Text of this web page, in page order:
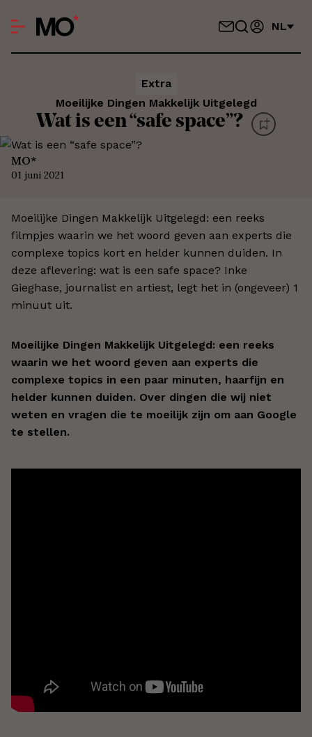
NL
Extra
Moeilijke Dingen Makkelijk Uitgelegd
Wat is een “safe space”?
MO*
01 juni 2021
Moeilijke Dingen Makkelijk Uitgelegd: een reeks
filmpjes waarin we het woord geven aan experts die
complexe topics kort en helder kunnen duiden. In
deze aflevering: wat is een safe space? Inke
Gieghase, journalist en artiest, legt het in (ongeveer) 1
minuut uit.
Moeilijke Dingen Makkelijk Uitgelegd: een reeks
waarin we het woord geven aan experts die
complexe topics in een paar minuten, haarfijn en
helder kunnen duiden. Over dingen die wij niet
weten en vragen die te moeilijk zijn om aan Google
te stellen.